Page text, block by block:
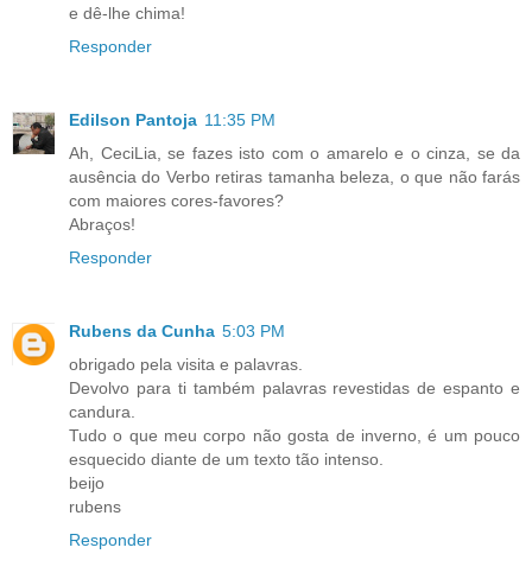
e dê-lhe chima!
Responder
Edilson Pantoja 11:35 PM
Ah, CeciLia, se fazes isto com o amarelo e o cinza, se da
ausência do Verbo retiras tamanha beleza, o que não farás
com maiores cores-favores?
Abraços!
Responder
Rubens da Cunha 5:03 PM
obrigado pela visita e palavras.
Devolvo para ti também palavras revestidas de espanto e
candura.
Tudo o que meu corpo não gosta de inverno, é um pouco
esquecido diante de um texto tão intenso.
beijo
rubens
Responder